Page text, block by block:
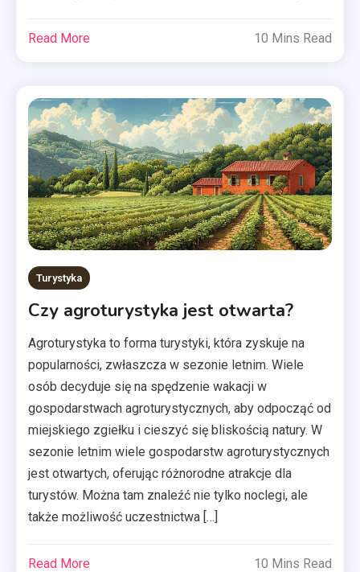
Read More 10 Mins Read
Turystyka
Czy agroturystyka jest otwarta?
Agroturystyka to forma turystyki, która zyskuje na
popularności, zwłaszcza w sezonie letnim. Wiele
osób decyduje się na spędzenie wakacji w
gospodarstwach agroturystycznych, aby odpocząć od
miejskiego zgiełku i cieszyć się bliskością natury. W
sezonie letnim wiele gospodarstw agroturystycznych
jest otwartych, oferując różnorodne atrakcje dla
turystów. Można tam znaleźć nie tylko noclegi, ale
także możliwość uczestnictwa […]
Read More 10 Mins Read